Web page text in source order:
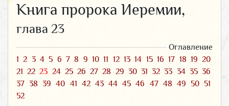
Книга пророка Иеремии,
глава 23
Оглавление
1 2 3 4 5 6 7 8 9 10 11 12 13 14 15 16 17 18 19 20
21 22 23 24 25 26 27 28 29 30 31 32 33 34 35 36
37 38 39 40 41 42 43 44 45 46 47 48 49 50 51
52